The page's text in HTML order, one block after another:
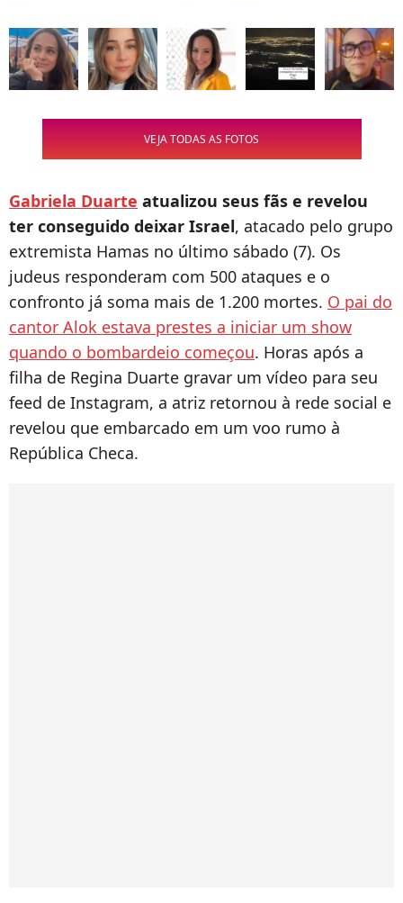
VEJA TODAS AS FOTOS
Gabriela Duarte atualizou seus fãs e revelou
ter conseguido deixar Israel, atacado pelo grupo
extremista Hamas no último sábado (7). Os
judeus responderam com 500 ataques e o
confronto já soma mais de 1.200 mortes. O pai do
cantor Alok estava prestes a iniciar um show
quando o bombardeio começou. Horas após a
filha de Regina Duarte gravar um vídeo para seu
feed de Instagram, a atriz retornou à rede social e
revelou que embarcado em um voo rumo à
República Checa.